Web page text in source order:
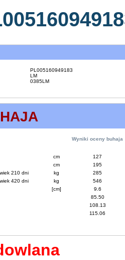
PL005160949183
LM
0385LM
Wyniki oceny buhaja
cm
127
cm
195
210 dni
kg
285
420 dni
kg
546
[cm]
9.6
85.50
108.13
115.06